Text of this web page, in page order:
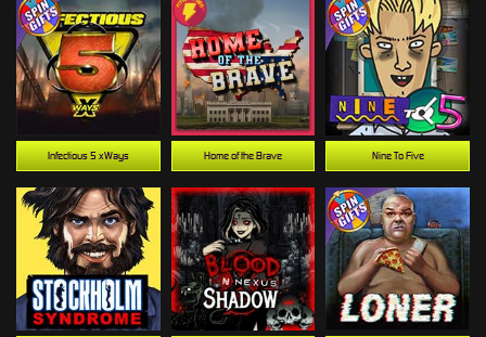
Home of the Brave Nine To Five
Infectious 5 xWays